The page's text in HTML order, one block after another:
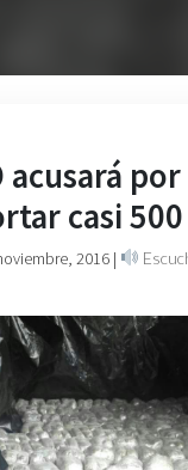
acusará
casi
2016 |